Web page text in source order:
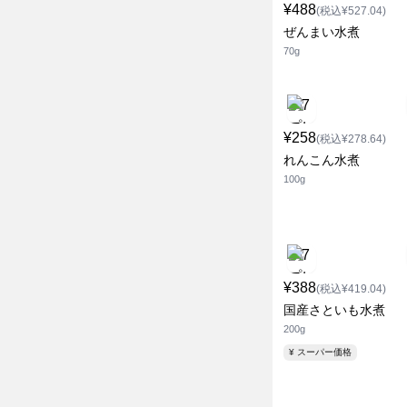
¥488(税込¥527.04)
ぜんまい水煮
70g
¥258(税込¥278.64)
れんこん水煮
100g
¥388(税込¥419.04)
国産さといも水煮
200g
¥ スーパー価格